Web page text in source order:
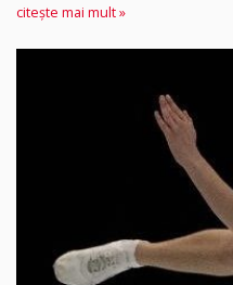
citește mai mult »